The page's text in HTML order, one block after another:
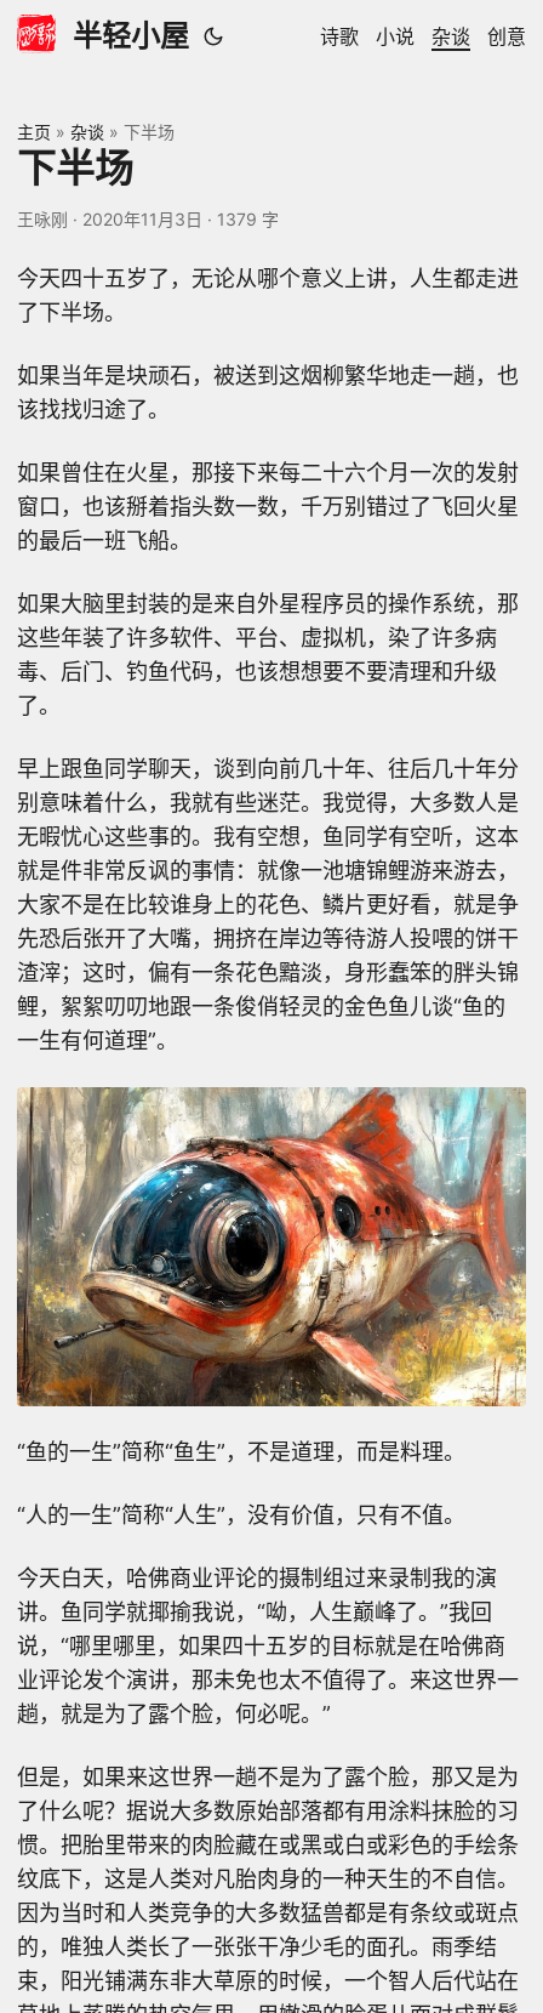
半轻小屋 诗歌 小说 杂谈 创意
主页 » 杂谈 » 下半场
下半场
王咏刚 · 2020年11月3日 · 1379 字
今天四十五岁了，无论从哪个意义上讲，人生都走进
了下半场。
如果当年是块顽石，被送到这烟柳繁华地走一趟，也
该找找归途了。
如果曾住在火星，那接下来每二十六个月一次的发射
窗口，也该掰着指头数一数，千万别错过了飞回火星
的最后一班飞船。
如果大脑里封装的是来自外星程序员的操作系统，那
这些年装了许多软件、平台、虚拟机，染了许多病
毒、后门、钓鱼代码，也该想想要不要清理和升级
了。
早上跟鱼同学聊天，谈到向前几十年、往后几十年分
别意味着什么，我就有些迷茫。我觉得，大多数人是
无暇忧心这些事的。我有空想，鱼同学有空听，这本
就是件非常反讽的事情：就像一池塘锦鲤游来游去，
大家不是在比较谁身上的花色、鳞片更好看，就是争
先恐后张开了大嘴，拥挤在岸边等待游人投喂的饼干
渣滓；这时，偏有一条花色黯淡，身形蠢笨的胖头锦
鲤，絮絮叨叨地跟一条俊俏轻灵的金色鱼儿谈“鱼的
一生有何道理”。
“鱼的一生”简称“鱼生”，不是道理，而是料理。
“人的一生”简称“人生”，没有价值，只有不值。
今天白天，哈佛商业评论的摄制组过来录制我的演
讲。鱼同学就揶揄我说，“呦，人生巅峰了。”我回
说，“哪里哪里，如果四十五岁的目标就是在哈佛商
业评论发个演讲，那未免也太不值得了。来这世界一
趟，就是为了露个脸，何必呢。”
但是，如果来这世界一趟不是为了露个脸，那又是为
了什么呢？据说大多数原始部落都有用涂料抹脸的习
惯。把胎里带来的肉脸藏在或黑或白或彩色的手绘条
纹底下，这是人类对凡胎肉身的一种天生的不自信。
因为当时和人类竞争的大多数猛兽都是有条纹或斑点
的，唯独人类长了一张张干净少毛的面孔。雨季结
束，阳光铺满东非大草原的时候，一个智人后代站在